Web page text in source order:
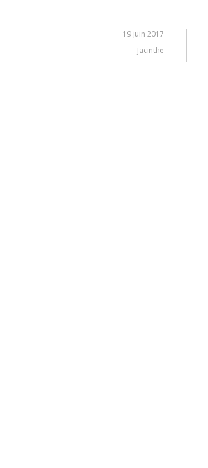
19 juin 2017
Jacinthe